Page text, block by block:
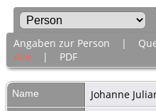
Angaben zur Person |
Alle | PDF
Name Johanne